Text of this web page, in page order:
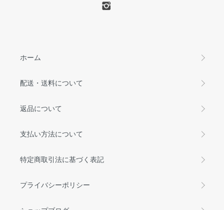
ホーム
配送・送料について
返品について
支払い方法について
特定商取引法に基づく表記
プライバシーポリシー